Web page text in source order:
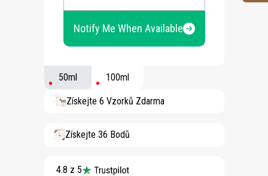
Notify Me When Available
50ml 100ml
Získejte 6 Vzorků Zdarma
Získejte 36 Bodů
4.8 z 5